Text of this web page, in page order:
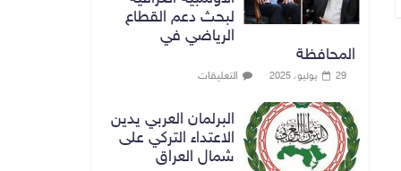
لبحث دعم القطاع
الرياضي في
المحافظة
29 يوليو، 2025 التعليقات
البرلمان العربي يدين
الاعتداء التركي على
شمال العراق